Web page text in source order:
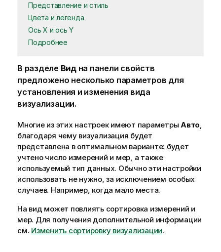
Представление и стиль
Цвета и легенда
Ось X и ось Y
Подробнее
В разделе Видна панели свойств
предложено несколько параметров для
установления и изменения вида
визуализации.
Многие из этих настроек имеют параметры Авто,
благодаря чему визуализация будет
представлена в оптимальном варианте: будет
учтено число измерений и мер, а также
используемый тип данных. Обычно эти настройки
использовать не нужно, за исключением особых
случаев. Например, когда мало места.
На вид может повлиять сортировка измерений и
мер. Для получения дополнительной информации
см. Изменить сортировку визуализации.